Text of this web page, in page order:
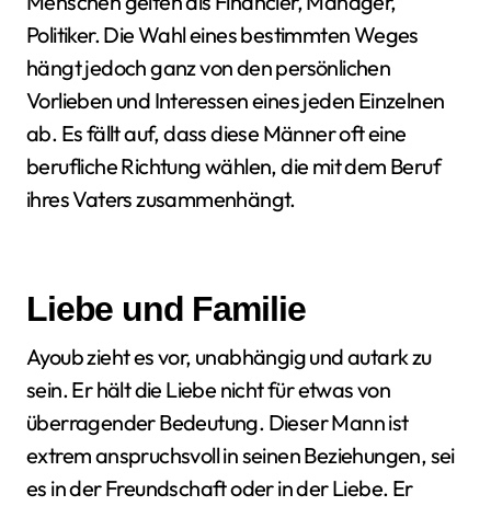
Politiker. Die Wahl eines bestimmten Weges
hängt jedoch ganz von den persönlichen
Vorlieben und Interessen eines jeden Einzelnen
ab. Es fällt auf, dass diese Männer oft eine
berufliche Richtung wählen, die mit dem Beruf
ihres Vaters zusammenhängt.
Liebe und Familie
Ayoub zieht es vor, unabhängig und autark zu
sein. Er hält die Liebe nicht für etwas von
überragender Bedeutung. Dieser Mann ist
extrem anspruchsvoll in seinen Beziehungen, sei
es in der Freundschaft oder in der Liebe. Er